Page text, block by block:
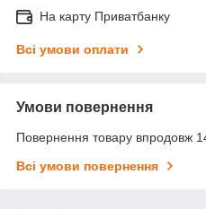
На карту Приватбанку
Всі умови оплати
Умови повернення
Повернення товару впродовж
Всі умови повернення